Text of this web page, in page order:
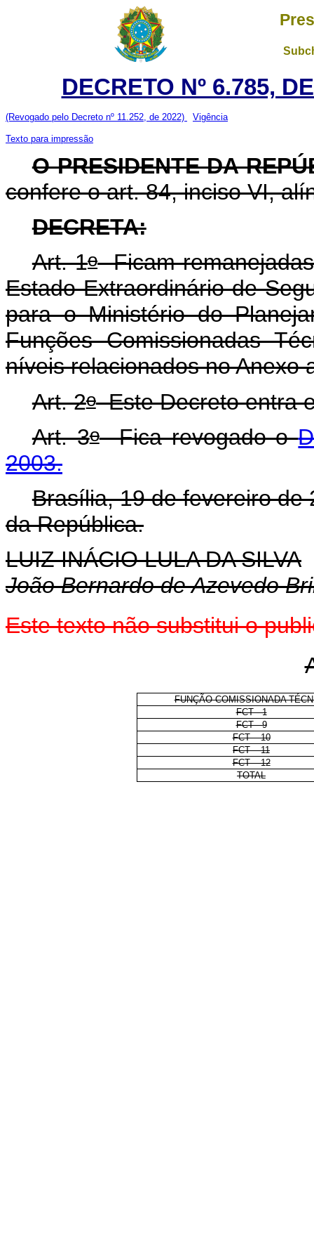
DECRETO Nº 6.785,
(Revogado pelo Decreto nº 11.252, de 2022) Vigência
Texto para impressão
O PRESIDENTE DA
confere o art. 84, inciso VI,
DECRETA:
Art. 1oFicam
Estado Extraordinário de
para o Ministério do
Funções Comissionadas
níveis relacionados no Anexo
Art. 2oEste Decreto entra
Art. 3oFica revogado o
2003.
Brasília, 19 de fevereiro de
da República.
LUIZ INÁCIO LULA DA SILVA
João Bernardo de Azevedo
Estetexto não substitui o
FUNÇÃO COMISSIONADA
FCT - 1
FCT - 9
FCT – 10
FCT – 11
FCT – 12
TOTAL